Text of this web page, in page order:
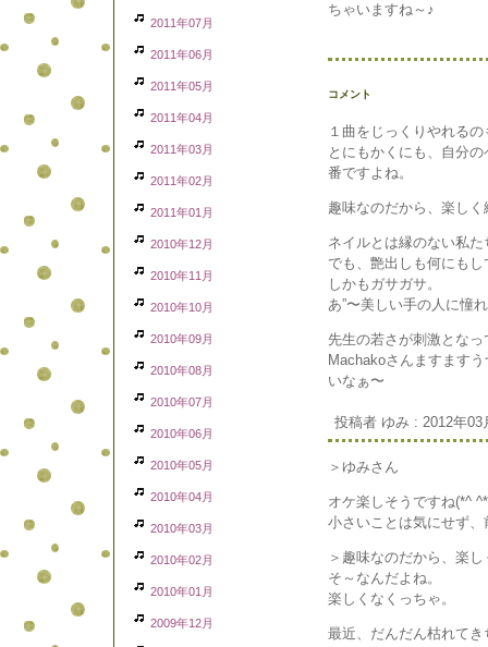
2011年07月
2011年06月
2011年05月
2011年04月
2011年03月
2011年02月
2011年01月
2010年12月
2010年11月
2010年10月
2010年09月
2010年08月
2010年07月
2010年06月
2010年05月
2010年04月
2010年03月
2010年02月
2010年01月
2009年12月
ちゃいますね～♪
コメント
１曲をじっくりやれる
とにもかくにも、自分
番ですよね。
趣味なのだから、楽し
ネイルとは縁のない私
でも、艶出しも何にも
しかもガサガサ。
あ”〜美しい手の人に憧
先生の若さが刺激となっ
Machakoさんますます
いなぁ〜
投稿者 ゆみ : 2012年03
＞ゆみさん
オケ楽しそうですね(*^
小さいことは気にせず
＞趣味なのだから、楽
そ～なんだよね。
楽しくなくっちゃ。
最近、だんだん枯れて